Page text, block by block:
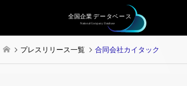
プレスリリース一覧 合同会社カイタック